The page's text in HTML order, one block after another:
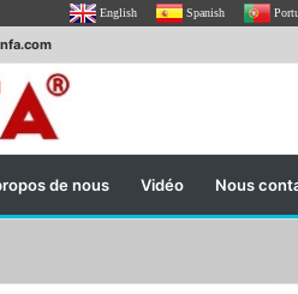
English Spanish
de nous Vidéo Nous